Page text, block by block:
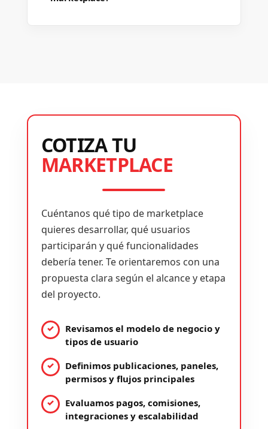
COTIZA TU
MARKETPLACE
Cuéntanos qué tipo de marketplace
quieres desarrollar, qué usuarios
participarán y qué funcionalidades
debería tener. Te orientaremos con una
propuesta clara según el alcance y etapa
del proyecto.
Revisamos el modelo de negocio y
tipos de usuario
Definimos publicaciones, paneles,
permisos y flujos principales
Evaluamos pagos, comisiones,
integraciones y escalabilidad